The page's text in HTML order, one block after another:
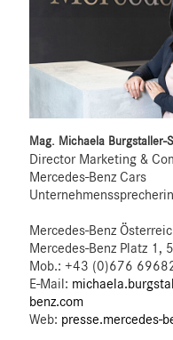
Mag. Michaela Burgstaller-
Director Marketing &
Mercedes-Benz Cars
Unternehmenssprecherin
Mercedes-Benz
Mercedes-Benz Platz 1,
Mob.:+43 (0)676
E-Mail:
benz.com
Web: presse.mercedes-